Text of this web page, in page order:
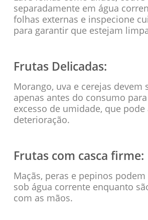
separadamente em água
folhas externas e inspecione
para garantir que estejam
Frutas Delicadas:
Morango, uva e cerejas devem
apenas antes do consumo
excesso de umidade, que pode
deterioração.
Frutas com casca firme:
Maçãs, peras e pepinos
sob água corrente enquanto
com as mãos.